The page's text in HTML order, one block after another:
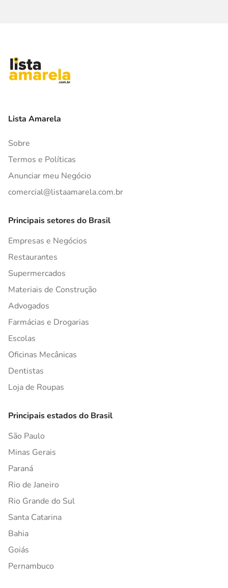
Lista Amarela
Sobre
Termos e Políticas
Anunciar meu Negócio
comercial@listaamarela.com.br
Principais setores do Brasil
Empresas e Negócios
Restaurantes
Supermercados
Materiais de Construção
Advogados
Farmácias e Drogarias
Escolas
Oficinas Mecânicas
Dentistas
Loja de Roupas
Principais estados do Brasil
São Paulo
Minas Gerais
Paraná
Rio de Janeiro
Rio Grande do Sul
Santa Catarina
Bahia
Goiás
Pernambuco